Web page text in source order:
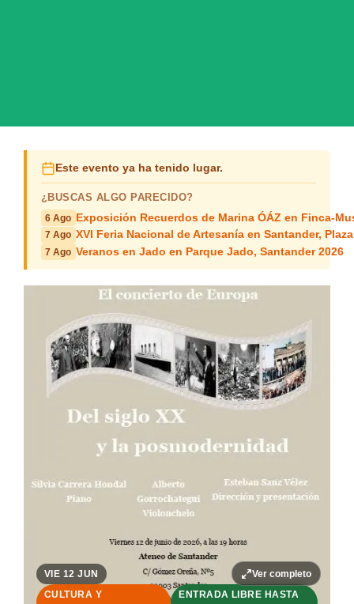
Este evento ya ha tenido lugar.
¿BUSCAS ALGO PARECIDO?
6 Ago Exposición Recuerdos de Marina ÓÁZ en Finca-
7 Ago XVI Feria Nacional de Artesanía en Santander,
7 Ago Veranos en Jado en Parque Jado, Santander 2026
Ver completo
VIE 12 JUN
CULTURA Y
ENTRADA LIBRE HASTA